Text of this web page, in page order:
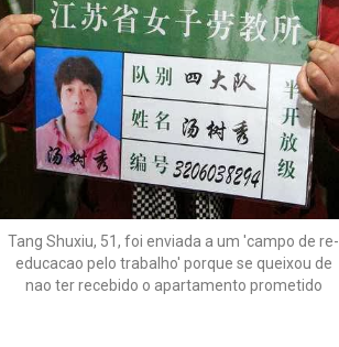
Tang Shuxiu, 51, foi enviada a um 'campo de re-
educacao pelo trabalho' porque se queixou de
nao ter recebido o apartamento prometido